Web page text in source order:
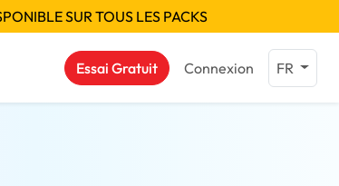
SUR TOUS LES PACKS
Essai Gratuit Connexion FR